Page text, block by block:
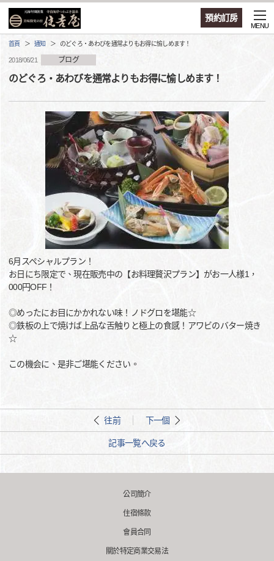
預約訂房
MENU
首頁 通知 のどぐろ・あわびを通常よりもお得に愉しめます！
2018/06/21 ブログ
のどぐろ・あわびを通常よりもお得に愉しめます！
6月スペシャルプラン！
お日にち限定で、現在販売中の【お料理贅沢プラン】がお一人様1，
000円OFF！
◎めったにお目にかかれない味！ノドグロを堪能☆
◎鉄板の上で焼けば上品な舌触りと極上の食感！アワビのバター焼き
☆
この機会に、是非ご堪能ください。
往前 下一個
記事一覧へ戻る
公司簡介
住宿條款
會員合同
關於特定商業交易法